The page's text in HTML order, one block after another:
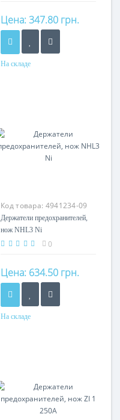
Цена:347.80 грн.
На складе
Код товара: 4941234-09
Держатели предохранителей,
нож NHL3 Ni
0
Цена: 634.50 грн.
На складе